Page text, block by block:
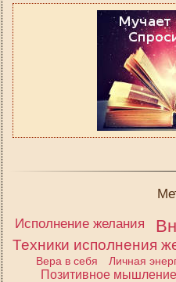
Исполнение желания
Техники исполнения
Вера в себя Личная
Позитивное мышление